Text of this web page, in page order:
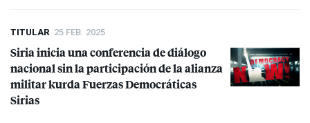
TITULAR 25 FEB. 2025
Siria inicia una conferencia de diálogo
nacional sin la participación de la alianza
militar kurda Fuerzas Democráticas
Sirias